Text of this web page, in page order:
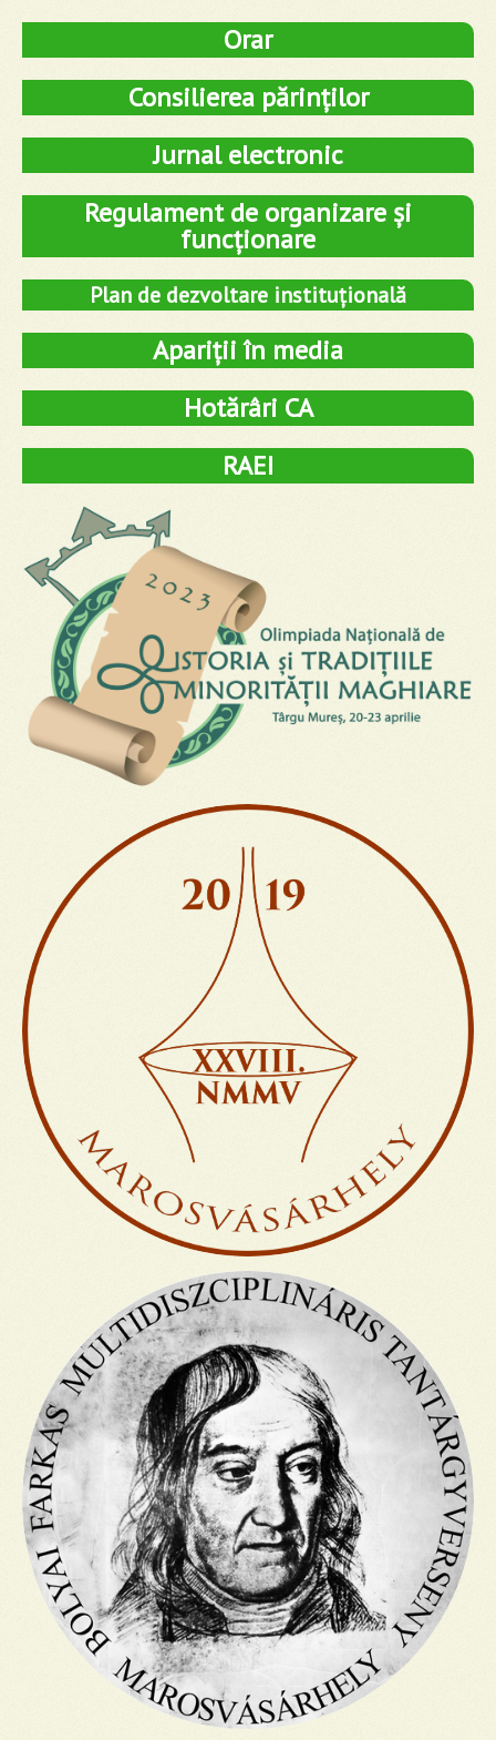
Orar
Consilierea părinților
Jurnal electronic
Regulament de organizare și
funcționare
Plan de dezvoltare instituțională
Apariții în media
Hotărâri CA
RAEI